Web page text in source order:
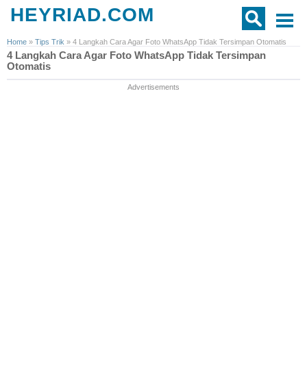
HEYRIAD.COM
Home » Tips Trik » 4 Langkah Cara Agar Foto WhatsApp Tidak Tersimpan Otomatis
4 Langkah Cara Agar Foto WhatsApp Tidak Tersimpan
Otomatis
Advertisements